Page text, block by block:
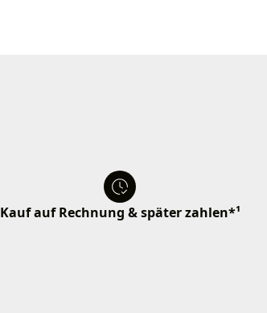
Kauf auf Rechnung & später zahlen*¹